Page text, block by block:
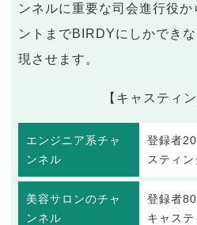
ンネルに重要な司会進行役
ントまでBIRDYにしかでき
現させます。
【キャスティ
エンジニア系チャ
ンネル
登録者
スティン
美容サロンのチャ
ンネル
登録者
キャス